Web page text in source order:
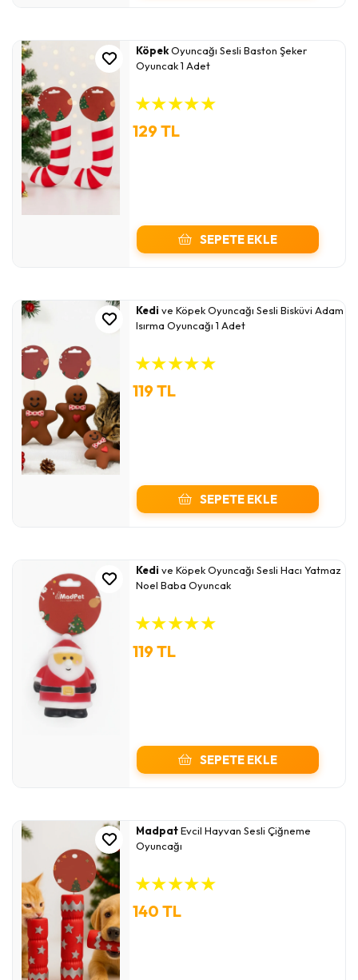
KöpekOyuncağı Sesli Baston Şeker
Oyuncak 1 Adet
★★★★★
129 TL
SEPETE EKLE
Kedi ve Köpek Oyuncağı Sesli Bisküvi Adam
Isırma Oyuncağı 1 Adet
★★★★★
119 TL
SEPETE EKLE
Kedi ve Köpek Oyuncağı Sesli Hacı Yatmaz
Noel Baba Oyuncak
★★★★★
119 TL
SEPETE EKLE
MadpatEvcil Hayvan Sesli Çiğneme
Oyuncağı
★★★★★
140 TL